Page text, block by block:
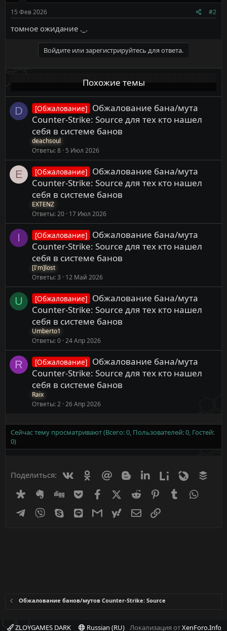
15 Фев 2026 #2
томное ожидание ._.
Войдите или зарегистрируйтесь для ответа.
Похожие темы
D [Обжалование] Обжалование бана/мута
Counter-Strike: Source для тех кто нашел
себя в системе банов
deachsoul
Ответы 8 5 Июл 2026
E [Обжалование] Обжалование бана/мута
Counter-Strike: Source для тех кто нашел
себя в системе банов
EXTENZ
Ответы 20 17 Июл 2026
I [Обжалование] Обжалование бана/мута
Counter-Strike: Source для тех кто нашел
себя в системе банов
[I'm]lost
Ответы 3 12 Май 2026
U [Обжалование] Обжалование бана/мута
Counter-Strike: Source для тех кто нашел
себя в системе банов
Umberto1
Ответы 0 24 Апр 2026
R [Обжалование] Обжалование бана/мута
Counter-Strike: Source для тех кто нашел
себя в системе банов
Raix
Ответы 2 26 Апр 2026
Сейчас тему просматривают (Всего: 0, Пользователей: 0, Гостей:
0)
Поделиться: ВконтактеОдноклассники
Mail.ru BloggerLinkedinLiveinternet
Livejournal
DiasporaEvernoteDigg GetpocketFacebookX (Twitter)
Reddit PinterestTumblr
Telegram
Viber Skype Line GmailyahoomailЭлектронная почта
Обжалование банов/мутов Counter-Strike: Source
ZLOYGAMES DARK Russian (RU) Локализация отXenForo.Info